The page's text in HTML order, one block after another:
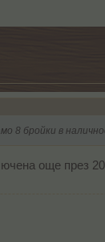
8 бройки в
още през